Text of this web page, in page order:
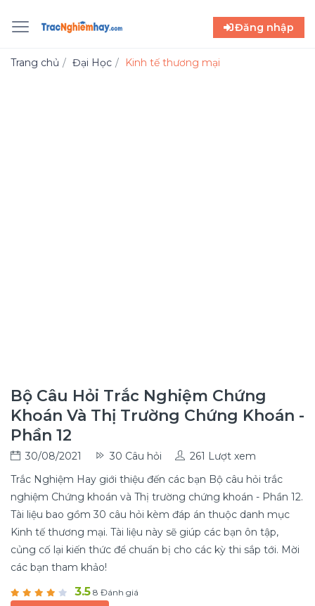
Đăng nhập
Trang chủ Đại Học Kinh tế thương mại
Bộ Câu Hỏi Trắc Nghiệm Chứng
Khoán Và Thị Trường Chứng Khoán -
Phần 12
30/08/2021 30 Câu hỏi
261 Lượt xem
Trắc Nghiệm Hay giới thiệu đến các bạn Bộ câu hỏi trắc
nghiệm Chứng khoán và Thị trường chứng khoán - Phần 12.
Tài liệu bao gồm 30 câu hỏi kèm đáp án thuộc danh mục
Kinh tế thương mại. Tài liệu này sẽ giúp các bạn ôn tập,
củng cố lại kiến thức để chuẩn bị cho các kỳ thi sắp tới. Mời
các bạn tham khảo!
3.5 8 Đánh giá